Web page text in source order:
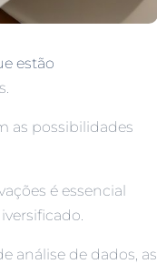
estão
as possibilidades
é essencial
análise de dados, as